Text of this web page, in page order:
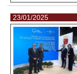
23/01/2025